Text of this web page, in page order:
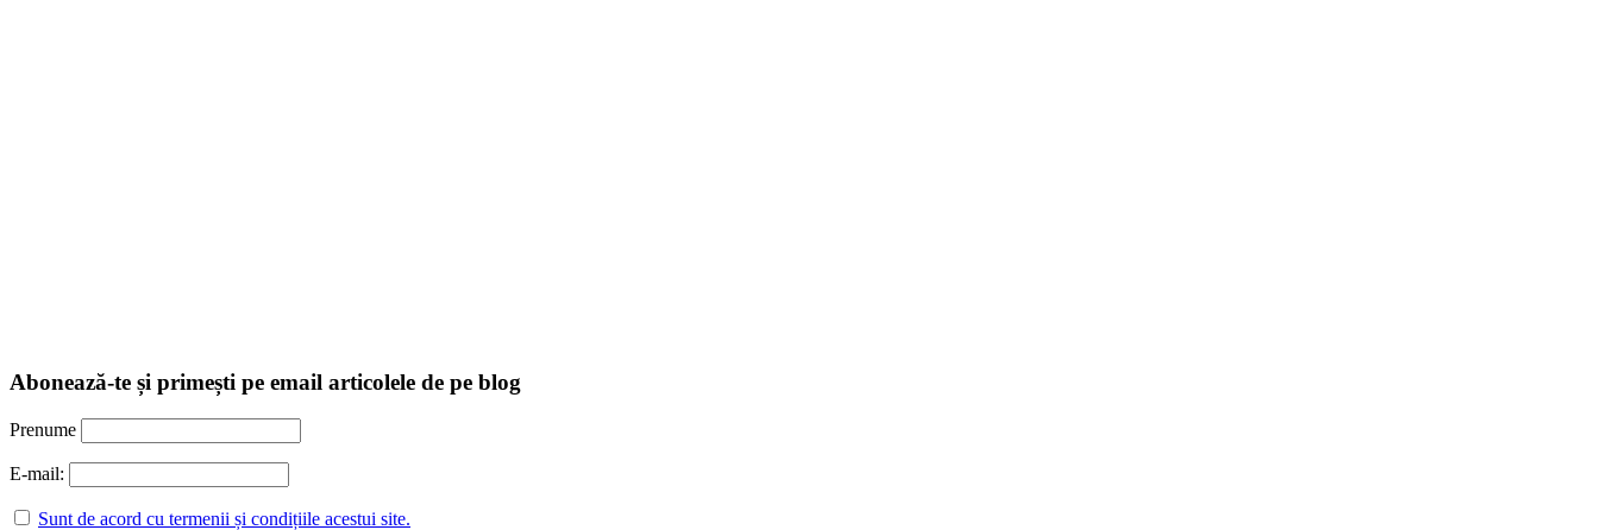
Abonează-te și primești pe email articolele de pe blog
Prenume
E-mail:
Sunt de acord cu termenii și condițiile acestui site.